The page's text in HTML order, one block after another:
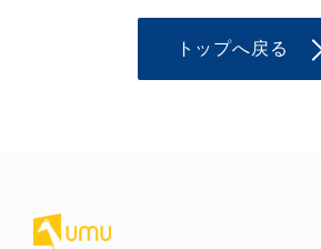
トップへ戻る